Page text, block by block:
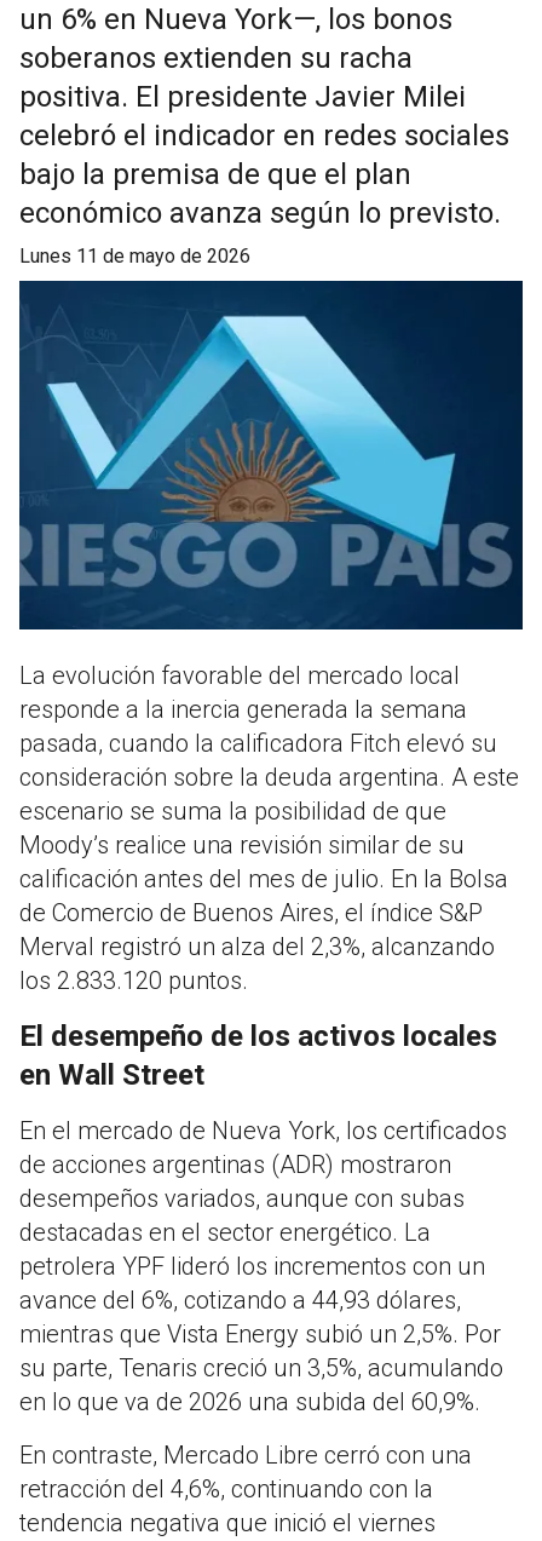
un 6% en Nueva York—, los bonos
soberanos extienden su racha
positiva. El presidente Javier Milei
celebró el indicador en redes sociales
bajo la premisa de que el plan
económico avanza según lo previsto.
lunes 11 de mayo de 2026
La evolución favorable del mercado local
responde a la inercia generada la semana
pasada, cuando la calificadora Fitch elevó su
consideración sobre la deuda argentina. A este
escenario se suma la posibilidad de que
Moody’s realice una revisión similar de su
calificación antes del mes de julio. En la Bolsa
de Comercio de Buenos Aires, el índice S&P
Merval registró un alza del 2,3%, alcanzando
los 2.833.120 puntos.
El desempeño de los activos locales
en Wall Street
En el mercado de Nueva York, los certificados
de acciones argentinas (ADR) mostraron
desempeños variados, aunque con subas
destacadas en el sector energético. La
petrolera YPF lideró los incrementos con un
avance del 6%, cotizando a 44,93 dólares,
mientras que Vista Energy subió un 2,5%. Por
su parte, Tenaris creció un 3,5%, acumulando
en lo que va de 2026 una subida del 60,9%.
En contraste, Mercado Libre cerró con una
retracción del 4,6%, continuando con la
tendencia negativa que inició el viernes